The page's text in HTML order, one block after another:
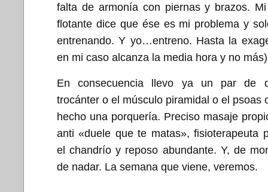
falta de armonía con piernas y brazos.
flotante dice que ése es mi problema y
entrenando. Y yo…entreno. Hasta la
en mi caso alcanza la media hora y no más)
En consecuencia llevo ya un par de
trocánter o el músculo piramidal o el psoas
hecho una porquería. Preciso masaje
anti «duele que te matas», fisioterapeuta
el chandrío y reposo abundante. Y, de
de nadar. La semana que viene, veremos.